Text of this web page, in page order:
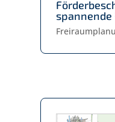
spannende